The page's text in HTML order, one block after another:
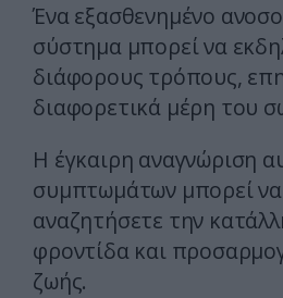
Ένα εξασθενημένο
σύστημα μπορεί να
διάφορους τρόπους,
διαφορετικά μέρη του
Η έγκαιρη αναγνώριση
συμπτωμάτων μπορεί
αναζητήσετε την
φροντίδα και
ζωής.